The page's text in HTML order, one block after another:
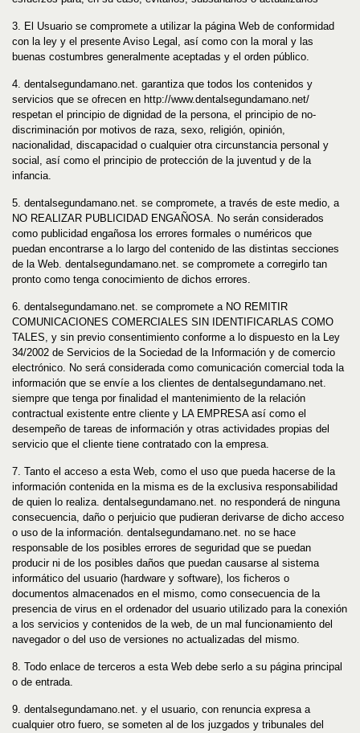
3. El Usuario se compromete a utilizar la página Web de conformidad
con la ley y el presente Aviso Legal, así como con la moral y las
buenas costumbres generalmente aceptadas y el orden público.
4. dentalsegundamano.net. garantiza que todos los contenidos y
servicios que se ofrecen en http://www.dentalsegundamano.net/
respetan el principio de dignidad de la persona, el principio de no-
discriminación por motivos de raza, sexo, religión, opinión,
nacionalidad, discapacidad o cualquier otra circunstancia personal y
social, así como el principio de protección de la juventud y de la
infancia.
5. dentalsegundamano.net. se compromete, a través de este medio, a
NO REALIZAR PUBLICIDAD ENGAÑOSA. No serán considerados
como publicidad engañosa los errores formales o numéricos que
puedan encontrarse a lo largo del contenido de las distintas secciones
de la Web. dentalsegundamano.net. se compromete a corregirlo tan
pronto como tenga conocimiento de dichos errores.
6. dentalsegundamano.net. se compromete a NO REMITIR
COMUNICACIONES COMERCIALES SIN IDENTIFICARLAS COMO
TALES, y sin previo consentimiento conforme a lo dispuesto en la Ley
34/2002 de Servicios de la Sociedad de la Información y de comercio
electrónico. No será considerada como comunicación comercial toda la
información que se envíe a los clientes de dentalsegundamano.net.
siempre que tenga por finalidad el mantenimiento de la relación
contractual existente entre cliente y LA EMPRESA así como el
desempeño de tareas de información y otras actividades propias del
servicio que el cliente tiene contratado con la empresa.
7. Tanto el acceso a esta Web, como el uso que pueda hacerse de la
información contenida en la misma es de la exclusiva responsabilidad
de quien lo realiza. dentalsegundamano.net. no responderá de ninguna
consecuencia, daño o perjuicio que pudieran derivarse de dicho acceso
o uso de la información. dentalsegundamano.net. no se hace
responsable de los posibles errores de seguridad que se puedan
producir ni de los posibles daños que puedan causarse al sistema
informático del usuario (hardware y software), los ficheros o
documentos almacenados en el mismo, como consecuencia de la
presencia de virus en el ordenador del usuario utilizado para la conexión
a los servicios y contenidos de la web, de un mal funcionamiento del
navegador o del uso de versiones no actualizadas del mismo.
8. Todo enlace de terceros a esta Web debe serlo a su página principal
o de entrada.
9. dentalsegundamano.net. y el usuario, con renuncia expresa a
cualquier otro fuero, se someten al de los juzgados y tribunales del